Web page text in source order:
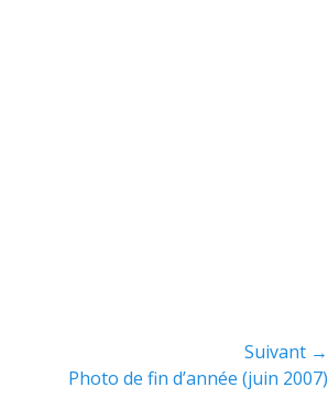
Suivant →
Photo de fin d’année (juin 2007)